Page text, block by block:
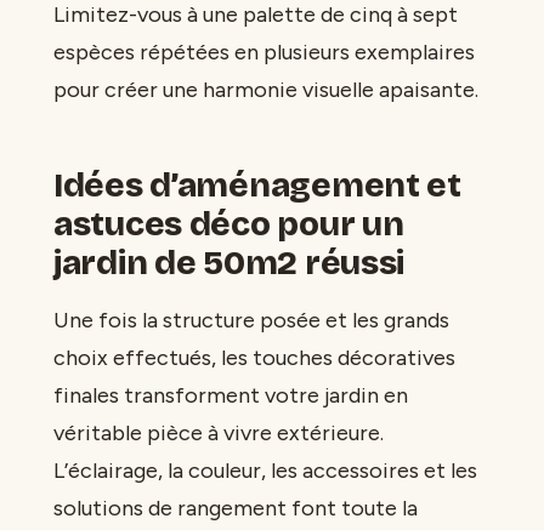
Limitez-vous à une palette de cinq à sept
espèces répétées en plusieurs exemplaires
pour créer une harmonie visuelle apaisante.
Idées d’aménagement et
astuces déco pour un
jardin de 50m2 réussi
Une fois la structure posée et les grands
choix effectués, les touches décoratives
finales transforment votre jardin en
véritable pièce à vivre extérieure.
L’éclairage, la couleur, les accessoires et les
solutions de rangement font toute la